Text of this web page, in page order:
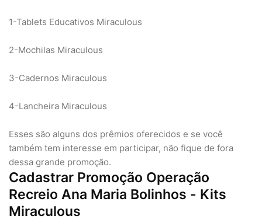
1-Tablets Educativos Miraculous
2-Mochilas Miraculous
3-Cadernos Miraculous
4-Lancheira Miraculous
Esses são alguns dos prêmios oferecidos e se você
também tem interesse em participar, não fique de fora
dessa grande promoção.
Cadastrar Promoção Operação
Recreio Ana Maria Bolinhos - Kits
Miraculous